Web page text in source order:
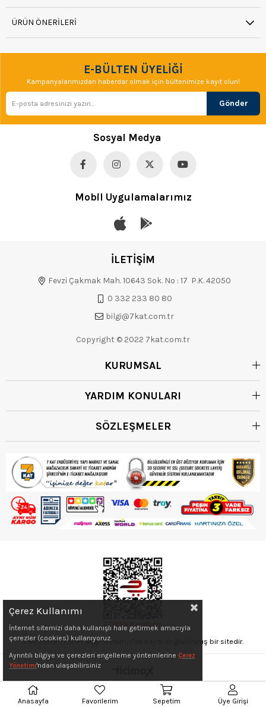
ÜRÜN ÖNERILERI
E-BÜLTEN ÜYELİĞİ
Kampanyalarımızdan haberdar olmak için bültenimize kayıt olun!
Gönder
Sosyal Medya
Mobil Uygulamalarımız
İLETİŞİM
Fevzi Çakmak Mah. 10643 Sok. No : 17 P.K. 42050
0 332 233 80 80
bilgi@7kat.com.tr
Copyright © 2022 7kat.com.tr
KURUMSAL
YARDIM KONULARI
SÖZLEŞMELER
Elektronik Ticaret Bilgi Sistemin'de kaydı doğrulanmış bir sitedir.
Çerez Kullanımı
İnternet sitemizi daha kullanışlı hale getirmek amacıyla
çerezler (cookies) kullanıyoruz.
Ayrıntılı bilgiye ve çerezleri engelleme yöntemlerine Çerez
Yönetimi'ndan ulaşabilirsiniz
Anasayfa Favorilerim Sepetim Üye Girişi